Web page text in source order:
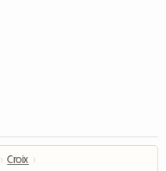
› Croix ›